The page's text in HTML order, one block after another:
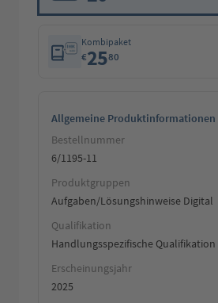
Kombipaket
€2580
Allgemeine Produktinformationen
Bestellnummer
6/1195-11
Produktgruppen
Aufgaben/Lösungshinweise Digital
Qualifikation
Handlungsspezifische Qualifikation
Erscheinungsjahr
2025